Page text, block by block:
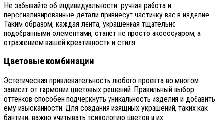
Не забывайте об индивидуальности: ручная работа и
персонализированные детали привнесут частичку вас в изделие.
Таким образом, каждая лента, украшенная тщательно
подобранными элементами, станет не просто аксессуаром, а
отражением вашей креативности и стиля.
Цветовые комбинации
Эстетическая привлекательность любого проекта во многом
зависит от гармонии цветовых решений. Правильный выбор
оттенков способен подчеркнуть уникальность изделия и добавить
ему изысканности. Для создания изящных украшений, таких как
бантики, важно учитывать психологию цветов и их